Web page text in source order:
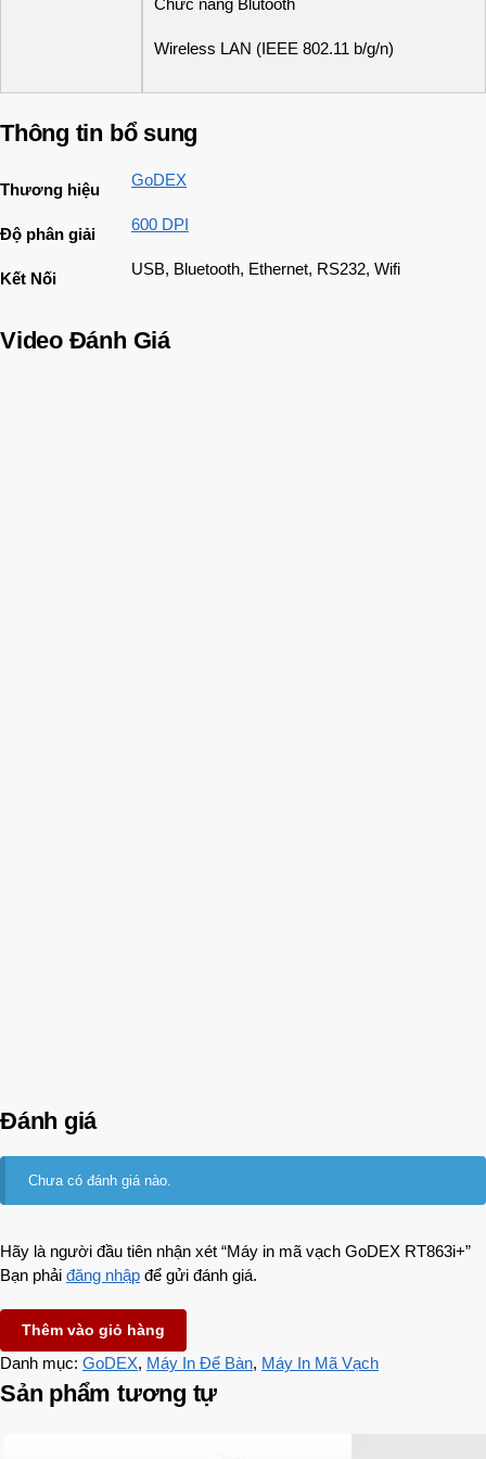
Wireless LAN (IEEE 802.11 b/g/n)
Thông tin bổ sung
Thương hiệu
GoDEX
Độ phân giải
600 DPI
Kết Nối
USB, Bluetooth, Ethernet, RS232, Wifi
Video Đánh Giá
Đánh giá
Chưa có đánh giá nào.
Hãy là người đầu tiên nhận xét “Máy in mã vạch GoDEX RT863i+”
Bạn phải đăng nhập để gửi đánh giá.
Thêm vào giỏ hàng
Danh mục: GoDEX, Máy In Để Bàn, Máy In Mã Vạch
Sản phẩm tương tự